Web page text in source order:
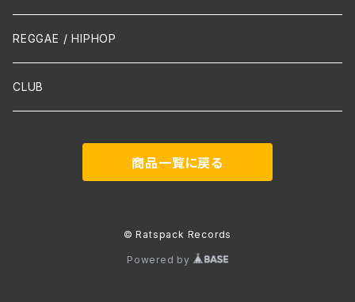
声楽
吹奏楽
Contemporary / Avangarde
REGGAE / HIPHOP
CLUB
商品一覧に戻る
© Ratspack Records
Powered by